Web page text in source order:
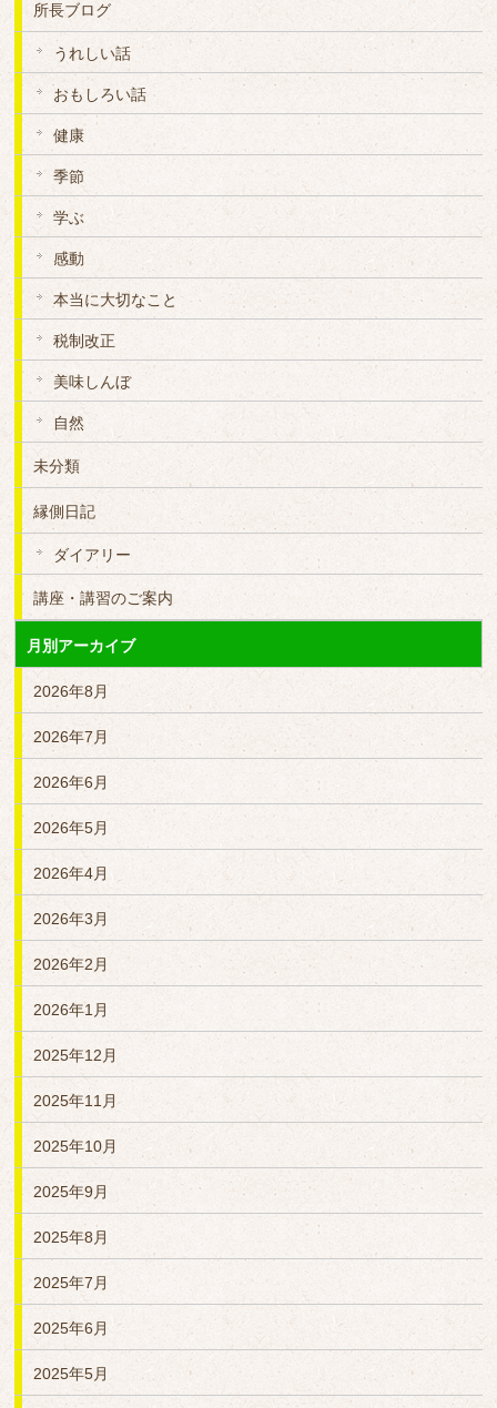
所長ブログ
うれしい話
おもしろい話
健康
季節
学ぶ
感動
本当に大切なこと
税制改正
美味しんぼ
自然
未分類
縁側日記
ダイアリー
講座・講習のご案内
月別アーカイブ
2026年8月
2026年7月
2026年6月
2026年5月
2026年4月
2026年3月
2026年2月
2026年1月
2025年12月
2025年11月
2025年10月
2025年9月
2025年8月
2025年7月
2025年6月
2025年5月